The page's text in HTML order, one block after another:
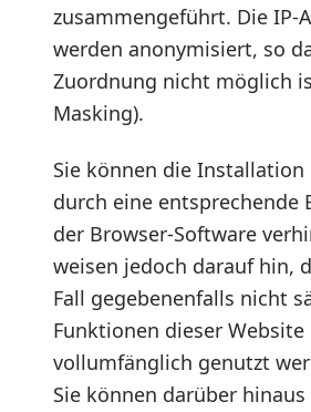
zusammengeführt. Die IP-
werden anonymisiert, so
Zuordnung nicht möglich
Masking).
Sie können die Installation
durch eine entsprechende
der Browser-Software
weisen jedoch darauf hin,
Fall gegebenenfalls nicht
Funktionen dieser Website
vollumfänglich genutzt
Sie können darüber